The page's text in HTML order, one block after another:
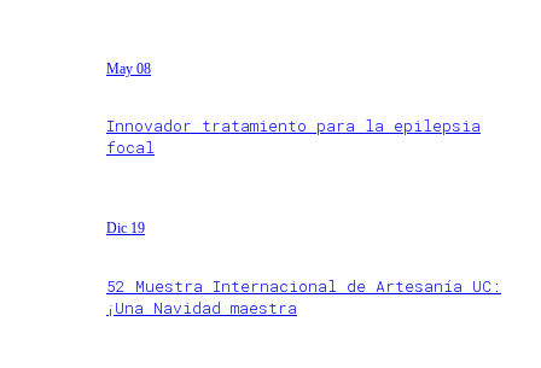
May 08
Innovador tratamiento para la epilepsia
focal
Dic 19
52 Muestra Internacional de Artesanía UC:
¡Una Navidad maestra